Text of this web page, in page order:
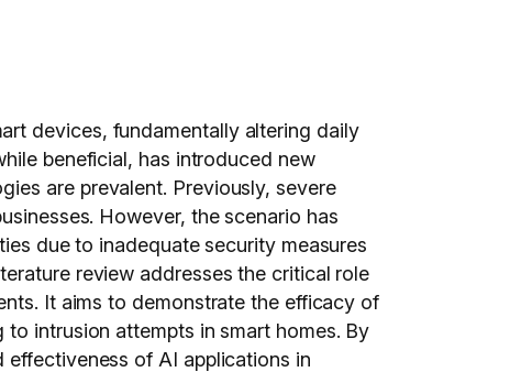
devices, fundamentally altering daily
beneficial, has introduced new
are prevalent. Previously, severe
However, the scenario has
due to inadequate security measures
review addresses the critical role
It aims to demonstrate the efficacy of
intrusion attempts in smart homes. By
of AI applications in